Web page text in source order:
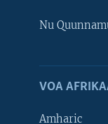
Nu
VOA
Amharic